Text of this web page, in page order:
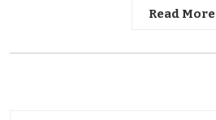
Read More